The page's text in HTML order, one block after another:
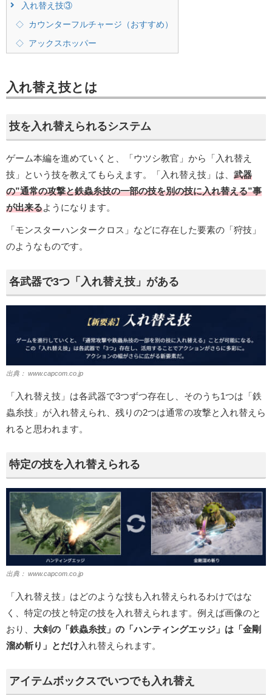
入れ替え技③
カウンターフルチャージ（おすすめ）
アックスホッパー
入れ替え技とは
技を入れ替えられるシステム
ゲーム本編を進めていくと、「ウツシ教官」から「入れ替え
技」という技を教えてもらえます。「入れ替え技」は、 武器
の”通常の攻撃と鉄蟲糸技の一部の技を別の技に入れ替える”事
が出来るようになります。
「モンスターハンタークロス」などに存在した要素の「狩技」
のようなものです。
各武器で3つ「入れ替え技」がある
出典： www.capcom.co.jp
「入れ替え技」は各武器で3つずつ存在し、そのうち1つは「鉄
蟲糸技」が入れ替えられ、残りの2つは通常の攻撃と入れ替えら
れると思われます。
特定の技を入れ替えられる
出典： www.capcom.co.jp
「入れ替え技」はどのような技も入れ替えられるわけではな
く、特定の技と特定の技を入れ替えられます。例えば画像のと
おり、 大剣の「鉄蟲糸技」の「ハンティングエッジ」は「金剛
溜め斬り」とだけ入れ替えられます。
アイテムボックスでいつでも入れ替え